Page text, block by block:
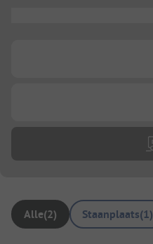
Alle(2) Staanplaats(1)